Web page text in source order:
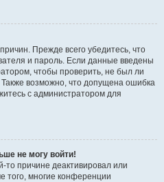
Прежде всего убедитесь, что
и пароль. Если данные введены
чтобы проверить, не был ли
возможно, что допущена ошибка
с администратором для
не могу войти!
то причине деактивировал или
того, многие конференции